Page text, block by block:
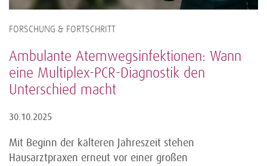
FORSCHUNG & FORTSCHRITT
Ambulante Atemwegsinfektionen: Wann
eine Multiplex-PCR-Diagnostik den
Unterschied macht
30.10.2025
Mit Beginn der kälteren Jahreszeit stehen
Hausarztpraxen erneut vor einer großen